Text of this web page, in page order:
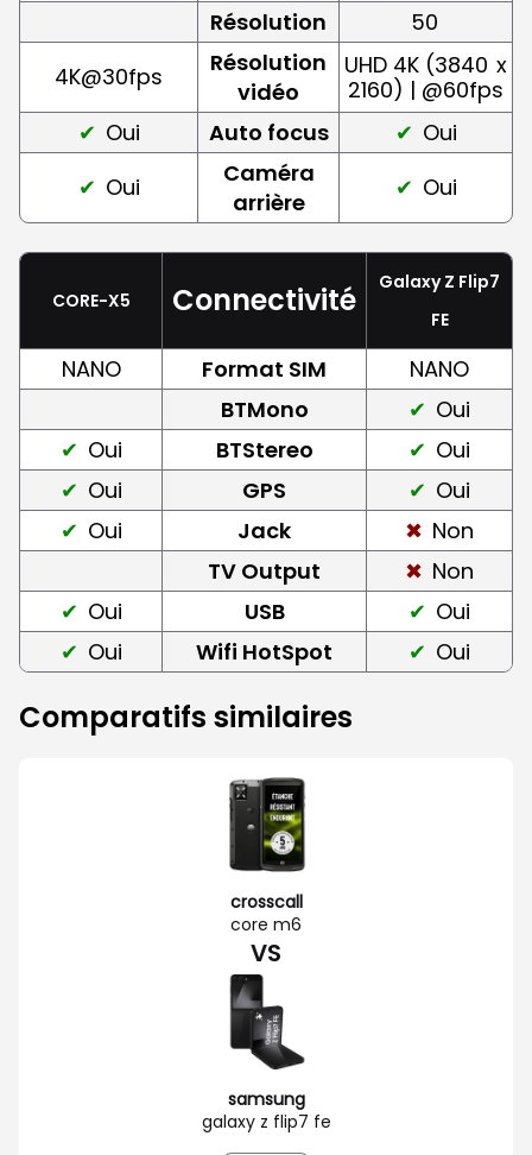
Résolution
50
4K@30fps
Résolution
vidéo
UHD 4K (3840 x
2160) | @60fps
Oui
Auto focus
Oui
Oui
Caméra
arrière
Oui
CORE-X5 Connectivité
Galaxy Z Flip7
FE
NANO Format SIM
NANO
BTMono
Oui
Oui
BTStereo
Oui
Oui
GPS
Oui
Oui
Jack
Non
TV Output
Non
Oui
USB
Oui
Oui
Wifi HotSpot Oui
Comparatifs similaires
crosscall
core m6
VS
samsung
galaxy z flip7 fe